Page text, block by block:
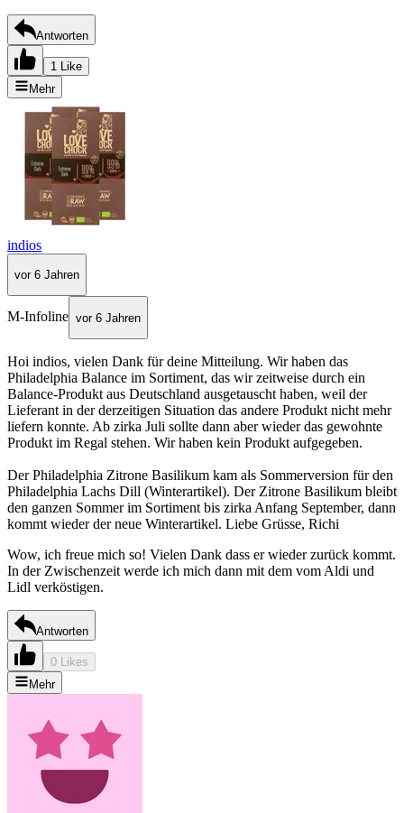
Antworten
1 Like
Mehr
indios
vor 6 Jahren
M-Infoline vor 6 Jahren
Hoi indios, vielen Dank für deine Mitteilung. Wir haben das
Philadelphia Balance im Sortiment, das wir zeitweise durch ein
Balance-Produkt aus Deutschland ausgetauscht haben, weil der
Lieferant in der derzeitigen Situation das andere Produkt nicht mehr
liefern konnte. Ab zirka Juli sollte dann aber wieder das gewohnte
Produkt im Regal stehen. Wir haben kein Produkt aufgegeben.
Der Philadelphia Zitrone Basilikum kam als Sommerversion für den
Philadelphia Lachs Dill (Winterartikel). Der Zitrone Basilikum bleibt
den ganzen Sommer im Sortiment bis zirka Anfang September, dann
kommt wieder der neue Winterartikel. Liebe Grüsse, Richi
Wow, ich freue mich so! Vielen Dank dass er wieder zurück kommt.
In der Zwischenzeit werde ich mich dann mit dem vom Aldi und
Lidl verköstigen.
Antworten
0 Likes
Mehr